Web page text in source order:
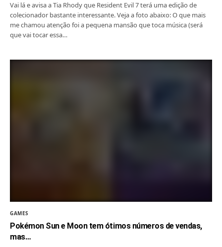
Vai lá e avisa a Tia Rhody que Resident Evil 7 terá uma edição de
colecionador bastante interessante. Veja a foto abaixo: O que mais
me chamou atenção foi a pequena mansão que toca música (será
que vai tocar essa…
GAMES
Pokémon Sun e Moon tem ótimos números de vendas,
mas…